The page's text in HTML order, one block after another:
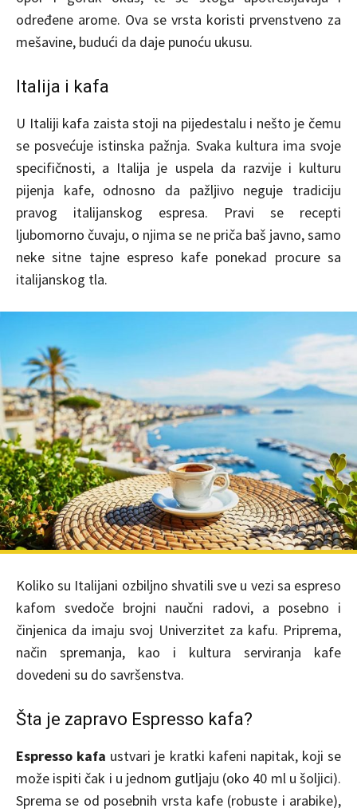
određene arome. Ova se vrsta koristi prvenstveno za
mešavine, budući da daje punoću ukusu.
Italija i kafa
U Italiji kafa zaista stoji na pijedestalu i nešto je čemu
se posvećuje istinska pažnja. Svaka kultura ima svoje
specifičnosti, a Italija je uspela da razvije i kulturu
pijenja kafe, odnosno da pažljivo neguje tradiciju
pravog italijanskog espresa. Pravi se recepti
ljubomorno čuvaju, o njima se ne priča baš javno, samo
neke sitne tajne espreso kafe ponekad procure sa
italijanskog tla.
Koliko su Italijani ozbiljno shvatili sve u vezi sa espreso
kafom svedoče brojni naučni radovi, a posebno i
činjenica da imaju svoj Univerzitet za kafu. Priprema,
način spremanja, kao i kultura serviranja kafe
dovedeni su do savršenstva.
Šta je zapravo Espresso kafa?
Espresso kafa ustvari je kratki kafeni napitak, koji se
može ispiti čak i u jednom gutljaju (oko 40 ml u šoljici).
Sprema se od posebnih vrsta kafe (robuste i arabike),